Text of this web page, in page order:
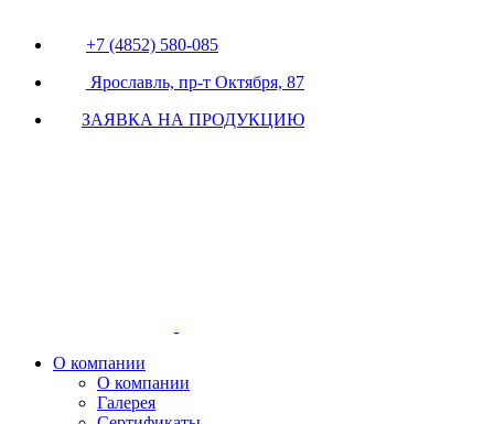
+7 (4852) 580-085
Ярославль, пр-т Октября, 87
ЗАЯВКА НА ПРОДУКЦИЮ
О компании
О компании
Галерея